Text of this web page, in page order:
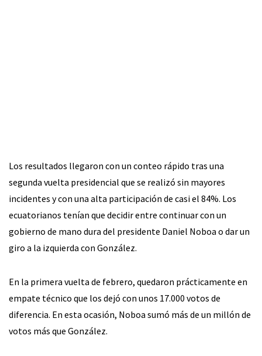
Los resultados llegaron con un conteo rápido tras una
segunda vuelta presidencial que se realizó sin mayores
incidentes y con una alta participación de casi el 84%. Los
ecuatorianos tenían que decidir entre continuar con un
gobierno de mano dura del presidente Daniel Noboa o dar un
giro a la izquierda con González.
En la primera vuelta de febrero, quedaron prácticamente en
empate técnico que los dejó con unos 17.000 votos de
diferencia. En esta ocasión, Noboa sumó más de un millón de
votos más que González.